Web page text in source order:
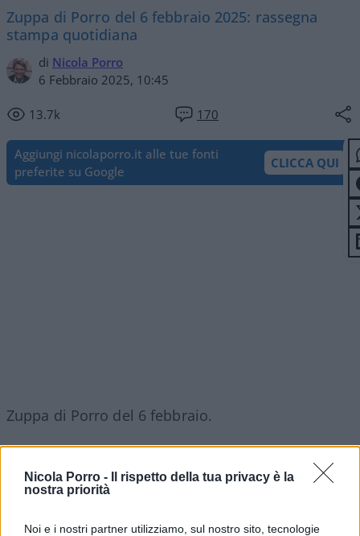
Nicola Porro -
Il rispetto della tua privacy è la
nostra priorità
Noi e i nostri partner utilizziamo, sul nostro sito, tecnologie
Zuppa di Porro del 6 febbraio 2025: rassegna
stampa quotidiana
di Nicola Porro
6 Febbraio 2025, 10:45
13.7k 170
Aggiungi nicolaporro.it alle tue fonti
preferite su Google
CLICCA QUI
Zuppa di Porro del 6 febbraio.